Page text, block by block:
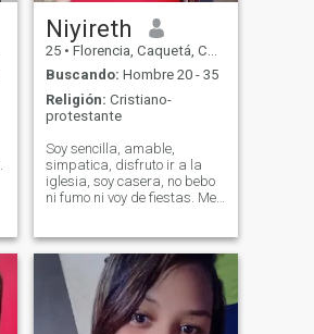
Niyireth
25 • Florencia, Caquetá, Colombia
Buscando: Hombre 20 - 35
Religión: Cristiano-
protestante
Soy sencilla, amable,
simpatica, disfruto ir a la
iglesia, soy casera, no bebo
ni fumo ni voy de fiestas. Me